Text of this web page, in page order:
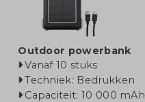
Outdoor powerbank
Vanaf 10 stuks
Techniek: Bedrukken
Capaciteit: 10 000 mAh